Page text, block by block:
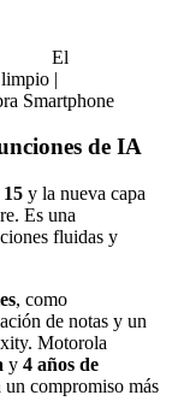
El
|
Smartphone
de IA
y la nueva capa
Es una
fluidas y
, como
de notas y un
Motorola
y 4 años de
un compromiso más